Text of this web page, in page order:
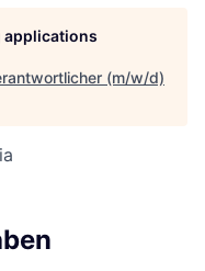
applications
(m/w/d)